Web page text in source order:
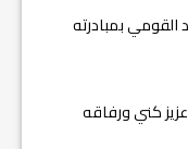
القومي بمبادرته
رغيد عزيز كني ورفاقه